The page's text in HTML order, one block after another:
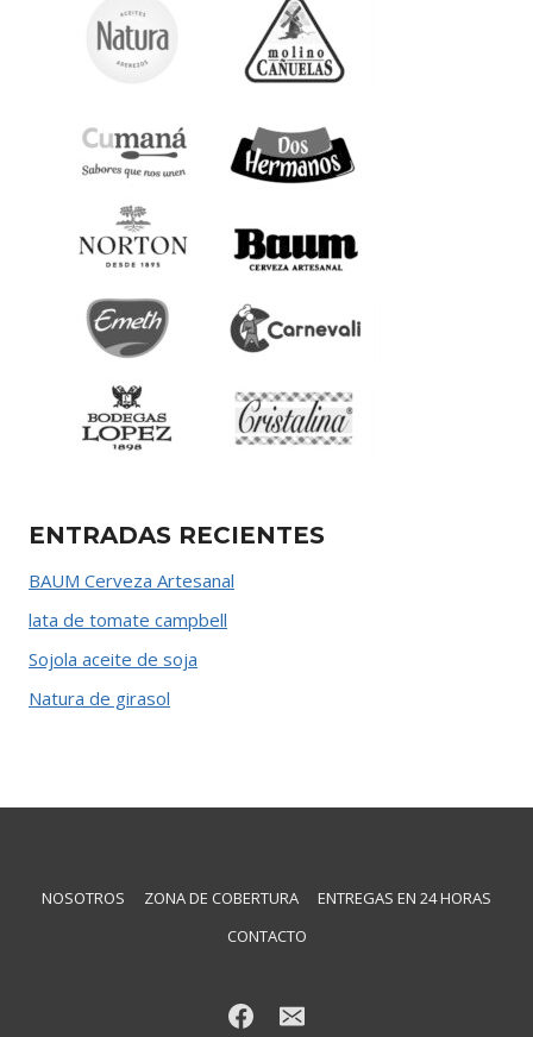
ENTRADAS RECIENTES
BAUM Cerveza Artesanal
lata de tomate campbell
Sojola aceite de soja
Natura de girasol
NOSOTROS ZONA DE COBERTURA
ENTREGAS EN 24 HORAS
CONTACTO